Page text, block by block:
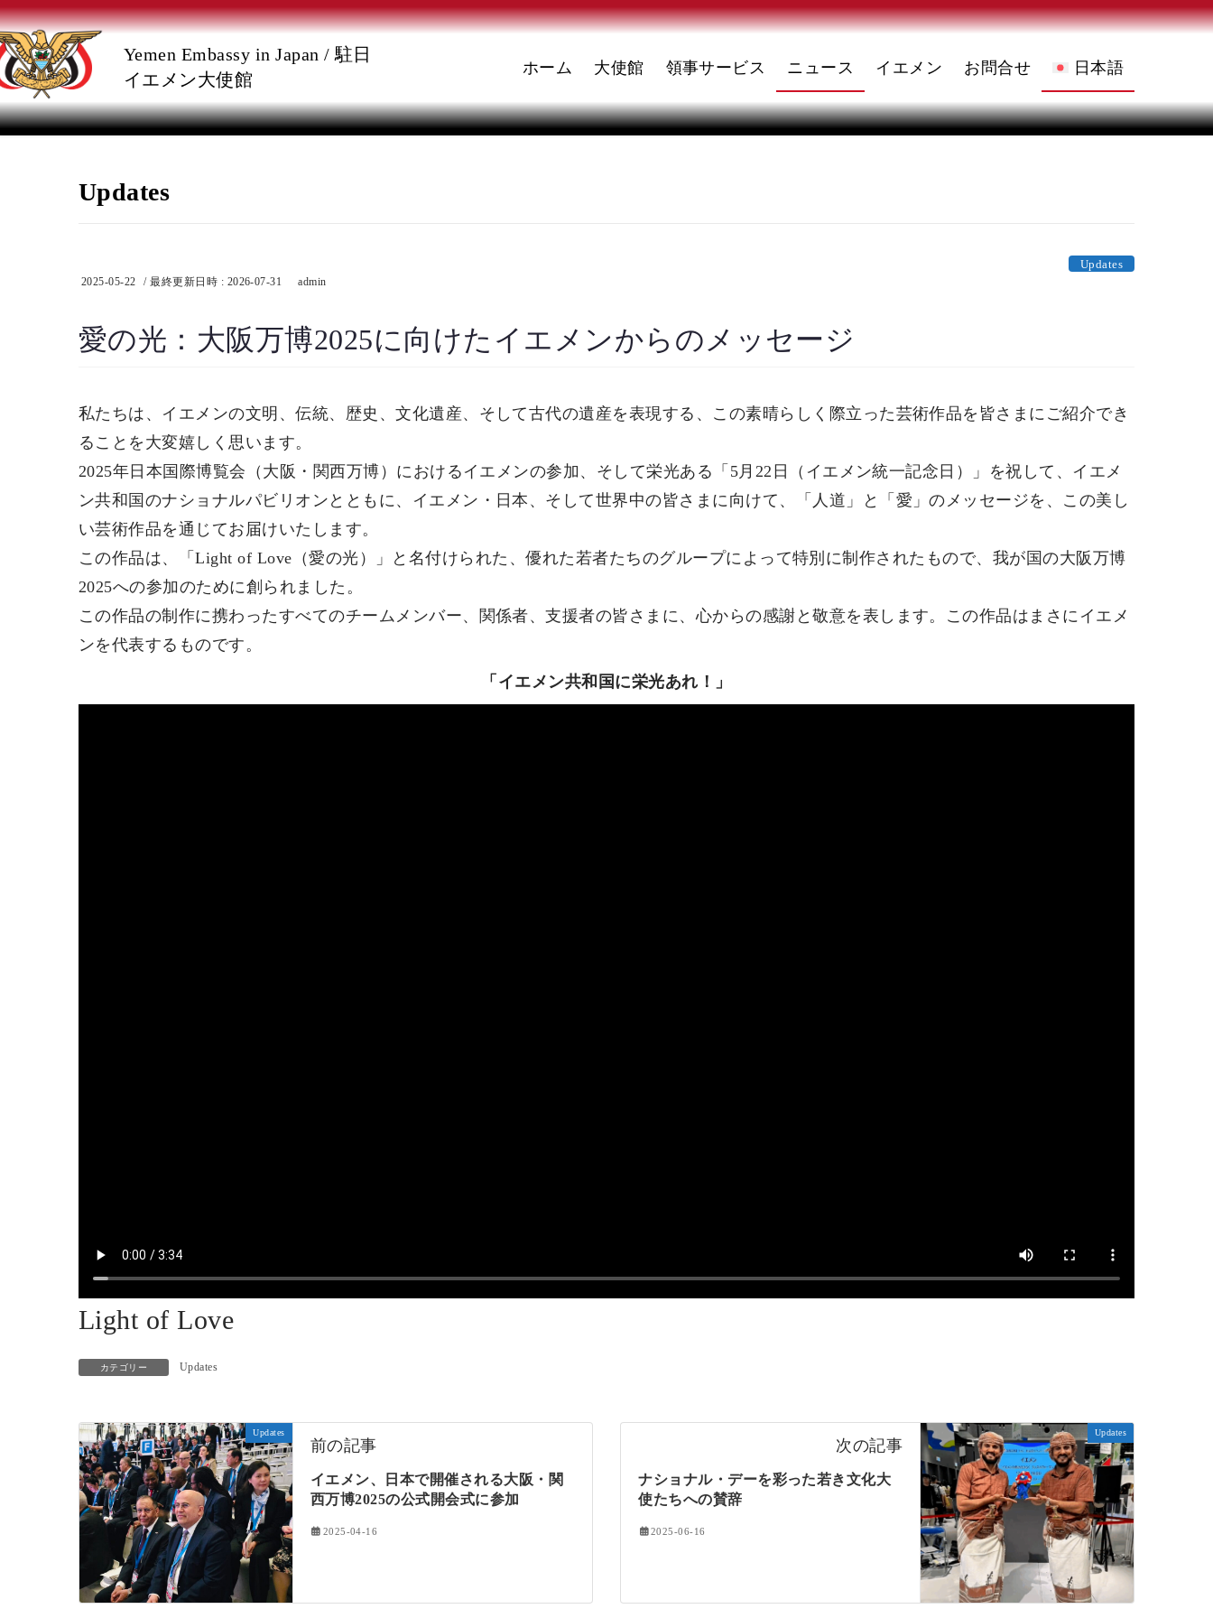
コ
ン
テ
ナ
ビ
ゲ
Yemen Embassy in Japan / 駐日
イエメン大使館
ホーム 大使館 領事サービス ニュース イエメン お問合せ 日本語
English(英語)
Updates
2025-05-22 / 最終更新日時 : 2026-07-31 admin
Updates
愛の光：大阪万博2025に向けたイエメンからのメッセージ
私たちは、イエメンの文明、伝統、歴史、文化遺産、そして古代の遺産を表現する、この素晴らしく際立った芸術作品を皆さまにご紹介でき
ることを大変嬉しく思います。
2025年日本国際博覧会（大阪・関西万博）におけるイエメンの参加、そして栄光ある「5月22日（イエメン統一記念日）」を祝して、イエメ
ン共和国のナショナルパビリオンとともに、イエメン・日本、そして世界中の皆さまに向けて、「人道」と「愛」のメッセージを、この美し
い芸術作品を通じてお届けいたします。
この作品は、「Light of Love（愛の光）」と名付けられた、優れた若者たちのグループによって特別に制作されたもので、我が国の大阪万博
2025への参加のために創られました。
この作品の制作に携わったすべてのチームメンバー、関係者、支援者の皆さまに、心からの感謝と敬意を表します。この作品はまさにイエメ
ンを代表するものです。
「イエメン共和国に栄光あれ！」
Light of Love
カテゴリー Updates
Updates
前の記事
イエメン、日本で開催される大阪・関
西万博2025の公式開会式に参加
2025-04-16
Updates
次の記事
ナショナル・デーを彩った若き文化大
使たちへの賛辞
2025-06-16